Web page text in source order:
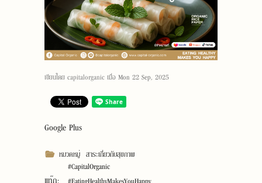
เขียนโดย capitalorganic เมื่อ Mon 22 Sep, 2025
Google Plus
หมวดหมู่ สาระเกี่ยวกับสุขภาพ
แท๊ก:
#CapitalOrganic
#EatingHealthyMakesYouHappy